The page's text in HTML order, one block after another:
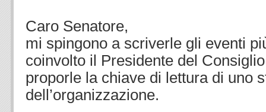
Caro Senatore,
mi spingono a scriverle gli eventi
coinvolto il Presidente del
proporle la chiave di lettura di uno
dell’organizzazione.